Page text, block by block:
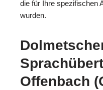
die für Ihre spezifischen
wurden.
Offenbach